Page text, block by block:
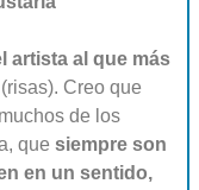
artista al que más
(risas). Creo que
de los
que siempre son
en un sentido,